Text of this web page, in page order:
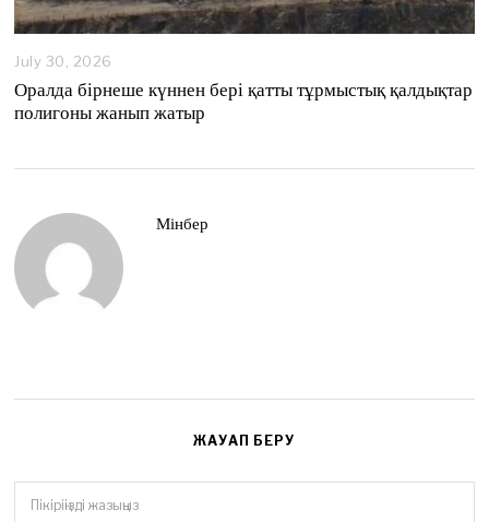
July 30, 2026
Оралда бірнеше күннен бері қатты тұрмыстық қалдықтар
полигоны жанып жатыр
Мінбер
ЖАУАП БЕРУ